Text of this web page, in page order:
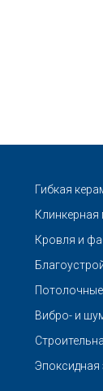
Гибкая
Клинкерная
Кровля и
Вибро- и
Эпоксидная